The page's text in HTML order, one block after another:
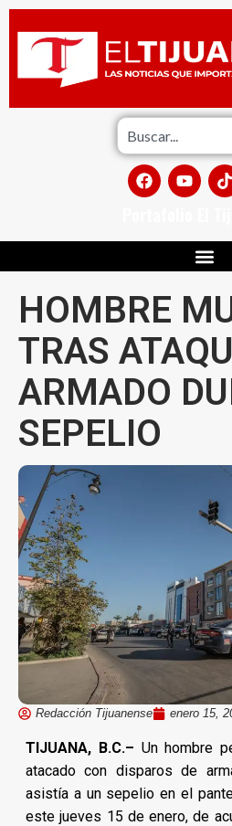
HOMBRE
TRAS
ARMADO
SEPELIO
Redacción Tijuanense enero 15,
TIJUANA, B.C.– Un hombre
atacado con disparos de
asistía a un sepelio en el
este jueves 15 de enero, de